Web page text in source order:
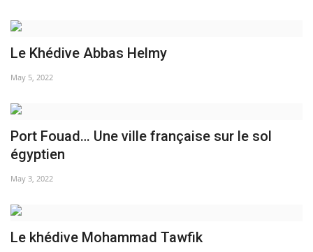
L'exposition
Références
Nos Partenaires
Language
English Swahili
Le Khédive Abbas Helmy
May 5, 2022
Port Fouad… Une ville française sur le sol
égyptien
May 3, 2022
Le khédive Mohammad Tawfik